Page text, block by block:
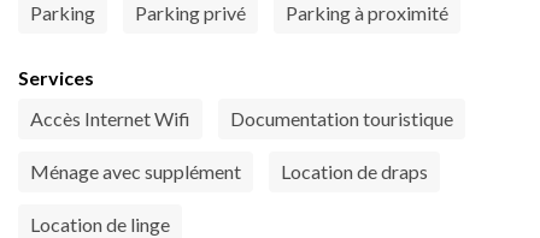
Parking Parking privé Parking à proximité
Services
Accès Internet Wifi
Documentation touristique
Ménage avec supplément Location de draps
Location de linge